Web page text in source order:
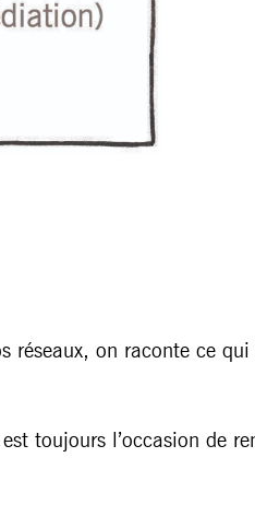
réseaux, on raconte ce
toujours l’occasion